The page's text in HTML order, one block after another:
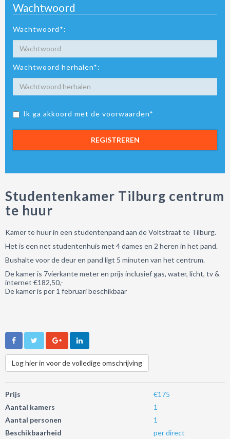
Wachtwoord
Wachtwoord*:
Wachtwoord herhalen*:
Ik ga akkoord met de voorwaarden*
REGISTREREN
Studentenkamer Tilburg centrum
te huur
Kamer te huur in een studentenpand aan de Voltstraat te Tilburg.
Het is een net studentenhuis met 4 dames en 2 heren in het pand.
Bushalte voor de deur en pand ligt 5 minuten van het centrum.
De kamer is 7vierkante meter en prijs inclusief gas, water, licht, tv &
internet €182,50,-
De kamer is per 1 februari beschikbaar
Log hier in voor de volledige omschrijving
Prijs
€175
Aantal kamers
1
Aantal personen
1
Beschikbaarheid
per direct